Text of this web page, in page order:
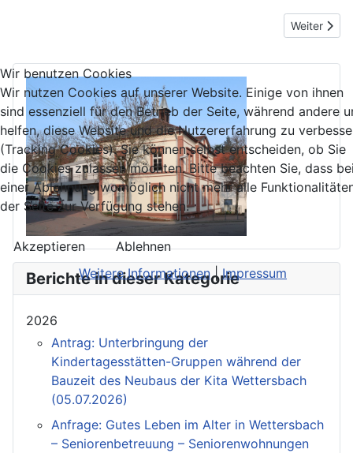
Nächster
Weiter
Berichte in dieser Kategorie
2026
Antrag: Unterbringung der
Kindertagesstätten-Gruppen während der
Bauzeit des Neubaus der Kita Wettersbach
(05.07.2026)
Anfrage: Gutes Leben im Alter in Wettersbach
– Seniorenbetreuung – Seniorenwohnungen
Wir benutzen Cookies
Wir nutzen Cookies auf unserer Website. Einige von ihnen
sind essenziell für den Betrieb der Seite, während andere
helfen, diese Website und die Nutzererfahrung zu
(Tracking Cookies). Sie können selbst entscheiden, ob Sie
die Cookies zulassen möchten. Bitte beachten Sie, dass
einer Ablehnung womöglich nicht mehr alle
der Seite zur Verfügung stehen.
Akzeptieren
Ablehnen
Weitere Informationen|Impressum